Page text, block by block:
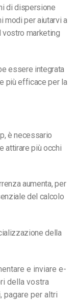
di dispersione
modi per aiutarvi a
vostro marketing
essere integrata
più efficace per la
è necessario
attirare più occhi
aumenta, per
del calcolo
della
e inviare e-
della vostra
pagare per altri